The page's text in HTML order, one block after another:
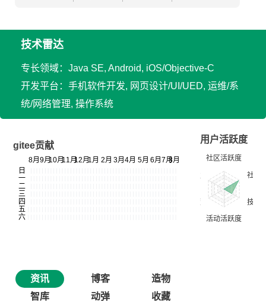
技术雷达
专长领域：Java SE, Android, iOS/Objective-C
开发平台：手机软件开发, 网页设计/UI/UED, 运维/系
统/网络管理, 操作系统
gitee贡献
用户活跃度
资讯 博客
造物
智库
动弹 收藏